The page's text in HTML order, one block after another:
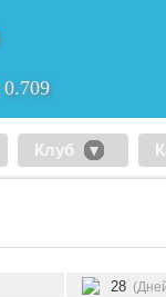
0.709
Клуб
28